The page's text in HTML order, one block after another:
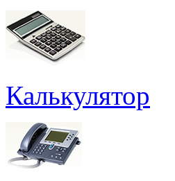
Калькулятор